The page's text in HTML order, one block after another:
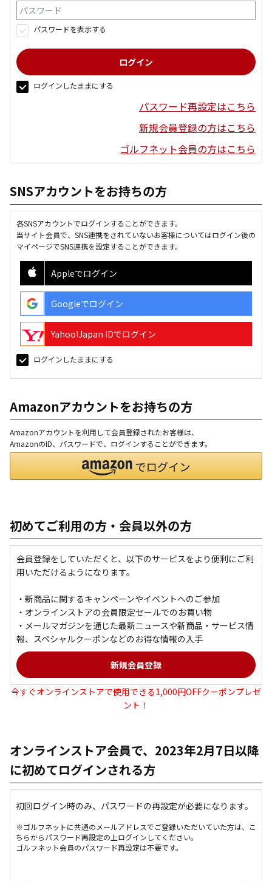
パスワードを表示する
ログインしたままにする
パスワード再設定はこちら
新規会員登録の方はこちら
ゴルフネット会員の方はこちら
SNSアカウントをお持ちの方
各SNSアカウントでログインすることができます。
当サイト会員で、SNS連携をされていないお客様についてはログイン後の
マイページでSNS連携を設定することができます。
Appleでログイン
Googleでログイン
Yahoo!Japan IDでログイン
ログインしたままにする
Amazonアカウントをお持ちの方
Amazonアカウントを利用して会員登録されたお客様は、
AmazonのID、パスワードで、ログインすることができます。
初めてご利用の方・会員以外の方
会員登録をしていただくと、以下のサービスをより便利にご利
用いただけるようになります。
・新商品に関するキャンペーンやイベントへのご参加
・オンラインストアの会員限定セールでのお買い物
・メールマガジンを通じた最新ニュースや新商品・サービス情
報、スペシャルクーポンなどのお得な情報の入手
今すぐオンラインストアで使用できる1,000円OFFクーポンプレゼ
ント！
オンラインストア会員で、2023年2月7日以降
に初めてログインされる方
初回ログイン時のみ、パスワードの再設定が必要になります。
※ゴルフネットに共通のメールアドレスでご登録いただいていた方は、こ
ちらからパスワード再設定の上ログインしてください。
ゴルフネット会員のパスワード再設定は不要です。